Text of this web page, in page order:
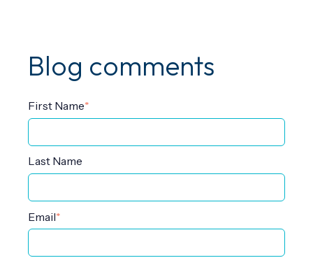
Blog comments
First Name*
Last Name
Email*